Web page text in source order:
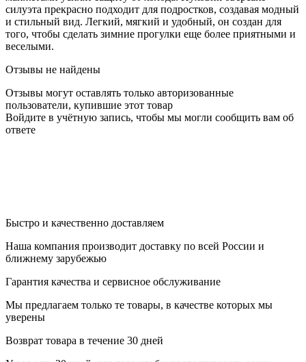
силуэта прекрасно подходит для подростков, создавая модный
и стильный вид. Легкий, мягкий и удобный, он создан для
того, чтобы сделать зимние прогулки еще более приятными и
веселыми.
Отзывы не найдены
Отзывы могут оставлять только авторизованные
пользователи, купившие этот товар
Войдите в учётную запись, чтобы мы могли сообщить вам об
ответе
Быстро и качественно доставляем
Наша компания производит доставку по всей России и
ближнему зарубежью
Гарантия качества и сервисное обслуживание
Мы предлагаем только те товары, в качестве которых мы
уверены
Возврат товара в течение 30 дней